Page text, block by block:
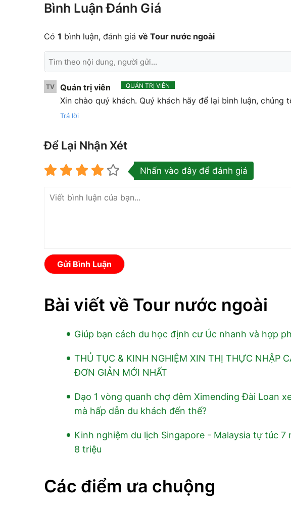
Bình Luận Đánh Giá
Có 1 bình luận, đánh giá về Tour nước ngoài
TV Quản trị viên QUẢN TRỊ VIÊN
Xin chào quý khách. Quý khách hãy để lại bình luận, chúng
Trả lời
Để Lại Nhận Xét
Nhấn vào đây để đánh giá
Gửi Bình Luận
Bài viết về Tour nước ngoài
Giúp bạn cách du học định cư Úc nhanh và hợp
THỦ TỤC & KINH NGHIỆM XIN THỊ THỰC NHẬP
ĐƠN GIẢN MỚI NHẤT
Dạo 1 vòng quanh chợ đêm Ximending Đài Loan
mà hấp dẫn du khách đến thế?
Kinh nghiệm du lịch Singapore - Malaysia tự túc 7
8 triệu
Các điểm ưa chuộng